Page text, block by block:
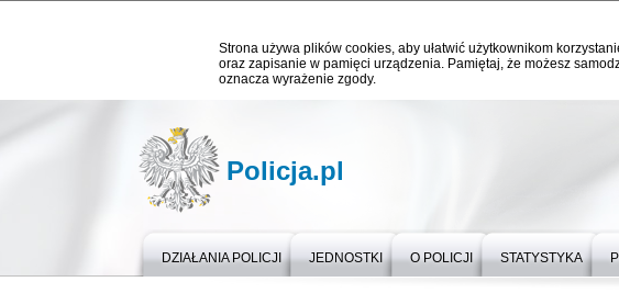
Strona używa plików cookies, aby ułatwić użytkownikom
oraz zapisanie w pamięci urządzenia. Pamiętaj, że możesz
oznacza wyrażenie zgody.
Policja.pl
DZIAŁANIA POLICJI JEDNOSTKI O POLICJI STATYSTYKA